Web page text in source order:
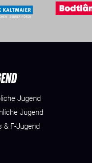
Jugend
Jugend
& F-Jugend